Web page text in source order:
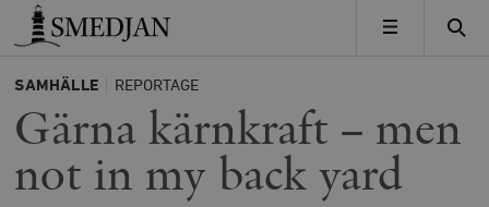
Timbro
MENY
SAMHÄLLE REPORTAGE
Gärna kärnkraft – men
not in my back yard